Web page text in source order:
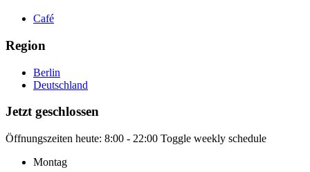
Café
Region
Berlin
Deutschland
Jetzt geschlossen
Öffnungszeiten heute: 8:00 - 22:00 Toggle weekly schedule
Montag